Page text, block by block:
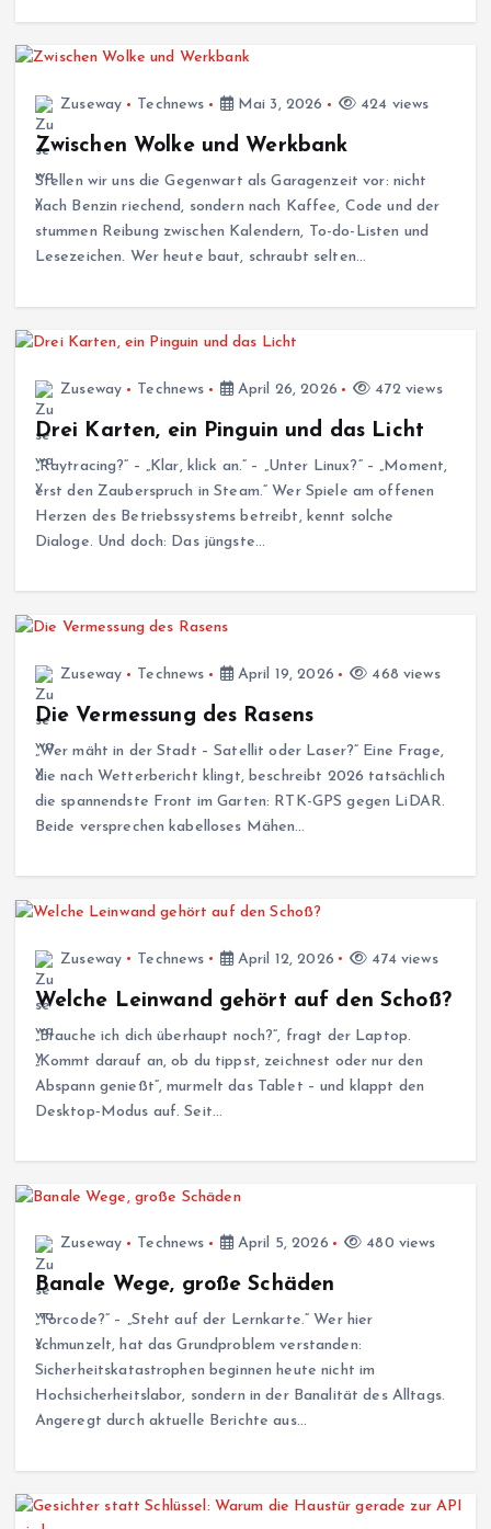
Zuseway Technews Mai 3, 2026 424 views
Zwischen Wolke und Werkbank
Stellen wir uns die Gegenwart als Garagenzeit vor: nicht
nach Benzin riechend, sondern nach Kaffee, Code und der
stummen Reibung zwischen Kalendern, To-do-Listen und
Lesezeichen. Wer heute baut, schraubt selten…
Zuseway Technews April 26, 2026 472 views
Drei Karten, ein Pinguin und das Licht
„Raytracing?“ – „Klar, klick an.“ – „Unter Linux?“ – „Moment,
erst den Zauberspruch in Steam.“ Wer Spiele am offenen
Herzen des Betriebssystems betreibt, kennt solche
Dialoge. Und doch: Das jüngste…
Zuseway Technews April 19, 2026 468 views
Die Vermessung des Rasens
„Wer mäht in der Stadt – Satellit oder Laser?“ Eine Frage,
die nach Wetterbericht klingt, beschreibt 2026 tatsächlich
die spannendste Front im Garten: RTK-GPS gegen LiDAR.
Beide versprechen kabelloses Mähen…
Zuseway Technews April 12, 2026 474 views
Welche Leinwand gehört auf den Schoß?
„Brauche ich dich überhaupt noch?“, fragt der Laptop.
„Kommt darauf an, ob du tippst, zeichnest oder nur den
Abspann genießt“, murmelt das Tablet – und klappt den
Desktop‑Modus auf. Seit…
Zuseway Technews April 5, 2026 480 views
Banale Wege, große Schäden
„Torcode?“ – „Steht auf der Lernkarte.“ Wer hier
schmunzelt, hat das Grundproblem verstanden:
Sicherheitskatastrophen beginnen heute nicht im
Hochsicherheitslabor, sondern in der Banalität des Alltags.
Angeregt durch aktuelle Berichte aus…